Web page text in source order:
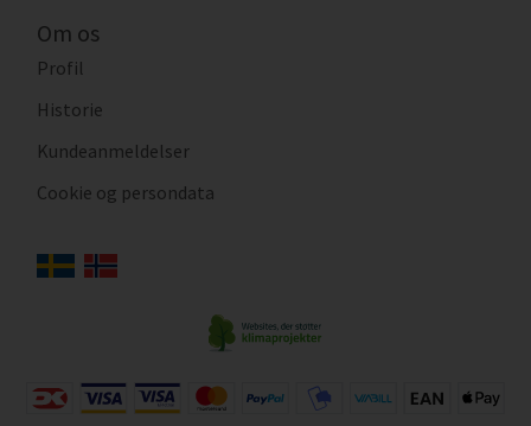
Om os
Profil
Historie
Kundeanmeldelser
Cookie og persondata